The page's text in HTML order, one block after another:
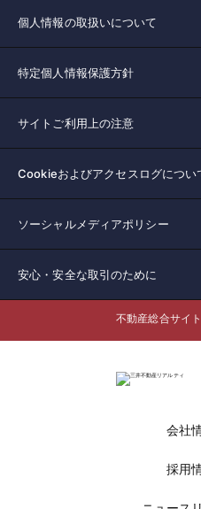
個人情報の取扱いについて
特定個人情報保護方針
サイトご利用上の注意
Cookieおよびアクセスログについ
ソーシャルメディアポリシー
安心・安全な取引のために
不動産総合サイ
会社
採用